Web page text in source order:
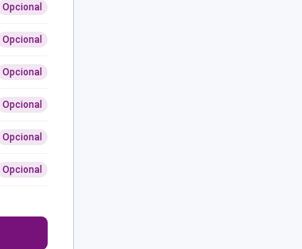
Opcional
Opcional
Opcional
Opcional
Opcional
Opcional